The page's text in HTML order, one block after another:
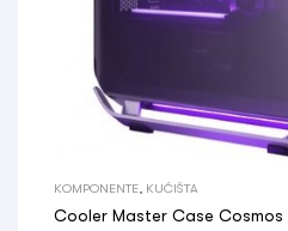
KOMPONENTE KUĆIŠTA
Cooler Master Case Cosmos